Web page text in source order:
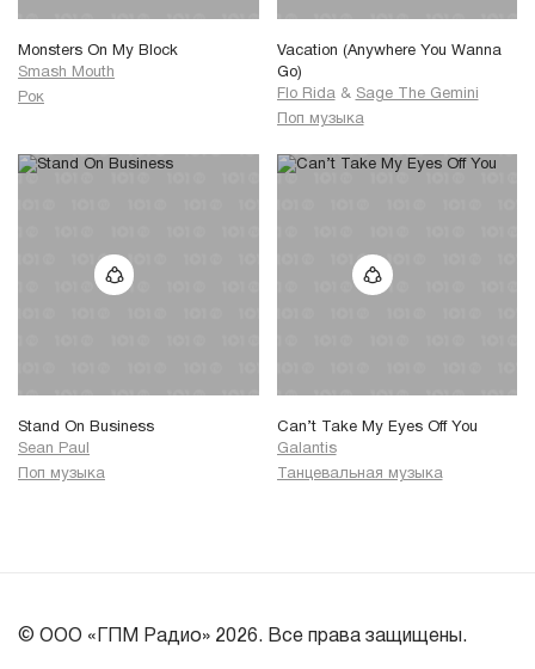
Monsters On My Block
Smash Mouth
Рок
Vacation (Anywhere You Wanna
Go)
Flo Rida & Sage The Gemini
Поп музыка
Stand On Business
Sean Paul
Поп музыка
Can’t Take My Eyes Off You
Galantis
Танцевальная музыка
© ООО «ГПМ Радио» 2026. Все права защищены.